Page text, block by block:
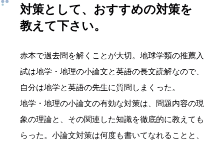
対策として、おすすめの対策を
教えて下さい。
赤本で過去問を解くことが大切。地球学類の推薦入
試は地学・地理の小論文と英語の長文読解なので、
自分は地学と英語の先生に質問しまくった。
地学・地理の小論文の有効な対策は、問題内容の現
象の理論と、その関連した知識を徹底的に教えても
らった。小論文対策は何度も書いてなれることと、